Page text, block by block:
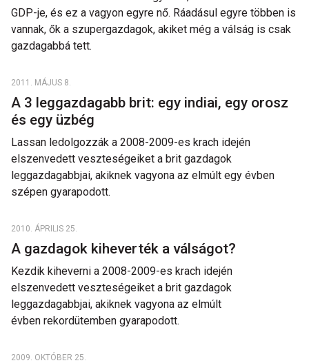
GDP-je, és ez a vagyon egyre nő. Ráadásul egyre többen is
vannak, ők a szupergazdagok, akiket még a válság is csak
gazdagabbá tett.
2011. MÁJUS 8.
A 3 leggazdagabb brit: egy indiai, egy orosz
és egy üzbég
Lassan ledolgozzák a 2008-2009-es krach idején
elszenvedett veszteségeiket a brit gazdagok
leggazdagabbjai, akiknek vagyona az elmúlt egy évben
szépen gyarapodott.
2010. ÁPRILIS 25.
A gazdagok kiheverték a válságot?
Kezdik kiheverni a 2008-2009-es krach idején
elszenvedett veszteségeiket a brit gazdagok
leggazdagabbjai, akiknek vagyona az elmúlt
évben rekordütemben gyarapodott.
2009. OKTÓBER 25.